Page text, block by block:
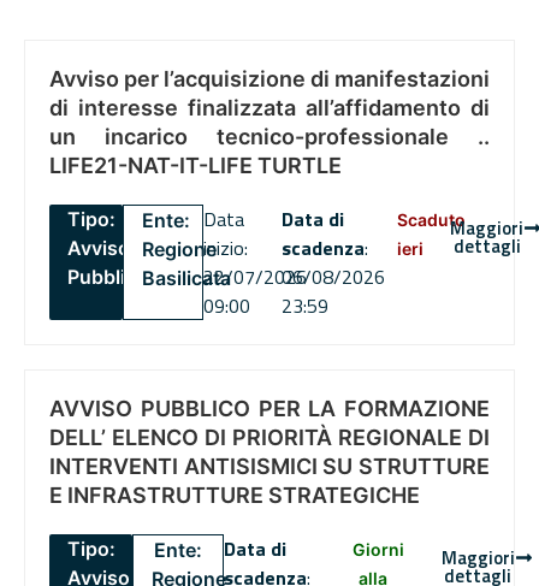
Avviso per l’acquisizione di manifestazioni
di interesse finalizzata all’affidamento di
un incarico tecnico-professionale ..
LIFE21-NAT-IT-LIFE TURTLE
Tipo:
Avviso
Pubblico
Ente:
Regione
Basilicata
Data
inizio:
22/07/2026
09:00
Data di
scadenza:
06/08/2026
23:59
Scaduto
ieri
Maggiori
dettagli
AVVISO PUBBLICO PER LA FORMAZIONE
DELL’ ELENCO DI PRIORITÀ REGIONALE DI
INTERVENTI ANTISISMICI SU STRUTTURE
E INFRASTRUTTURE STRATEGICHE
Tipo:
Avviso
Ente:
Regione
Data di
scadenza:
Giorni
alla
Maggiori
dettagli